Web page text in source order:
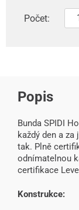
Počet:
Popis
Bunda SPIDI
každý den a
tak. Plně
odnímatelnou
certifikace
Konstrukce: